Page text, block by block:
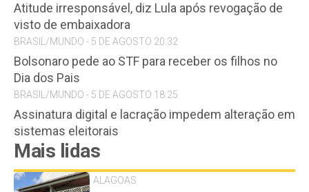
Atitude irresponsável, diz Lula após revogação de
visto de embaixadora
BRASIL/MUNDO - 5 DE AGOSTO 20:32
Bolsonaro pede ao STF para receber os filhos no
Dia dos Pais
BRASIL/MUNDO - 5 DE AGOSTO 18:25
Assinatura digital e lacração impedem alteração em
sistemas eleitorais
Mais lidas
ALAGOAS